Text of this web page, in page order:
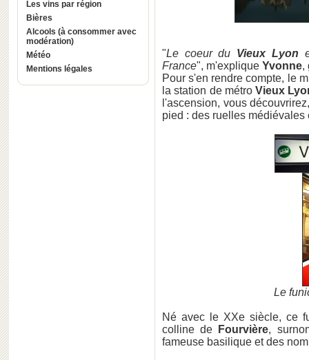
Les vins par région
Bières
Alcools (à consommer avec
modération)
Météo
Mentions légales
"Le coeur du Vieux Lyon
France", m'explique Yvonne,
Pour s'en rendre compte, le
la station de métroVieux
l'ascension, vous
pied : des ruelles
Le
Né avec le XXe siècle, ce
colline de
Fourvière,
fameuse basilique et des